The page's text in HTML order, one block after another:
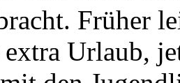
Früher
Urlaub,